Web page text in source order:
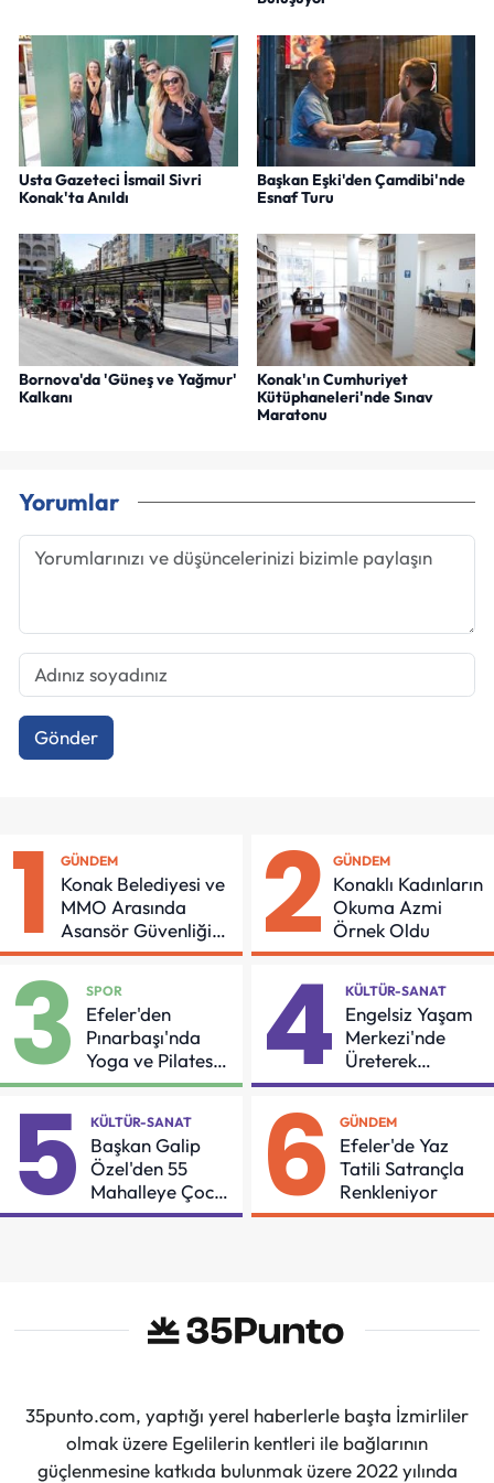
Usta Gazeteci İsmail Sivri
Konak'ta Anıldı
Başkan Eşki'den Çamdibi'nde
Esnaf Turu
Bornova'da 'Güneş ve Yağmur'
Kalkanı
Konak'ın Cumhuriyet
Kütüphaneleri'nde Sınav
Maratonu
Yorumlar
Gönder
1 GÜNDEM
Konak Belediyesi ve
MMO Arasında
Asansör Güvenliği
İçin Önemli Protokol
2 GÜNDEM
Konaklı Kadınların
Okuma Azmi
Örnek Oldu
3 SPOR
Efeler'den
Pınarbaşı'nda
Yoga ve Pilates
Buluşması
4 KÜLTÜR-SANAT
Engelsiz Yaşam
Merkezi'nde
Üreterek
Güçleniyorlar
5 KÜLTÜR-SANAT
Başkan Galip
Özel'den 55
Mahalleye Çocuk
Şenliği
6 GÜNDEM
Efeler'de Yaz
Tatili Satrançla
Renkleniyor
35punto.com, yaptığı yerel haberlerle başta İzmirliler
olmak üzere Egelilerin kentleri ile bağlarının
güçlenmesine katkıda bulunmak üzere 2022 yılında